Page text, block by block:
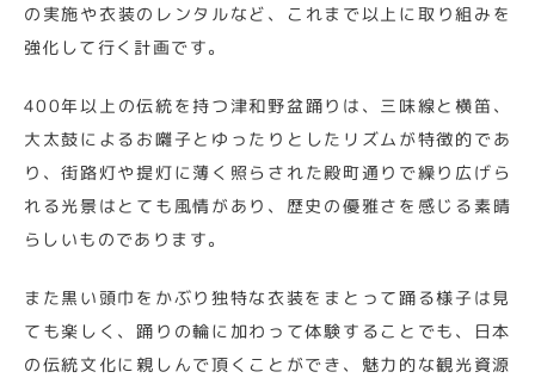
の実施や衣装のレンタルなど、これまで以上に取り組みを
強化して行く計画です。
400年以上の伝統を持つ津和野盆踊りは、三味線と横笛、
大太鼓によるお囃子とゆったりとしたリズムが特徴的であ
り、街路灯や提灯に薄く照らされた殿町通りで繰り広げら
れる光景はとても風情があり、歴史の優雅さを感じる素晴
らしいものであります。
また黒い頭巾をかぶり独特な衣装をまとって踊る様子は見
ても楽しく、踊りの輪に加わって体験することでも、日本
の伝統文化に親しんで頂くことができ、魅力的な観光資源